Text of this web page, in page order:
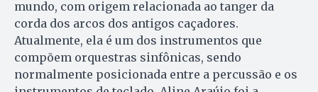
mundo, com origem relacionada ao tanger da
corda dos arcos dos antigos caçadores.
Atualmente, ela é um dos instrumentos que
compõem orquestras sinfônicas, sendo
normalmente posicionada entre a percussão e os